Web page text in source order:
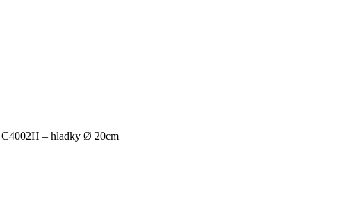
– hladky Ø 20cm